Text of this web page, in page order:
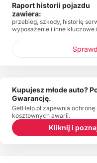
Raport historii pojazdu
zawiera:
przebieg, szkody, historię
wyposażenie i inne kluczowe
Kupujesz młode auto?
Gwarancję.
GetHelp.pl zapewnia ochronę
kosztownych awarii.
Kliknij i